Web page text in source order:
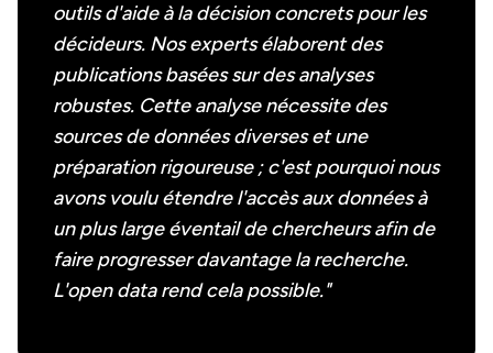
outils d'aide à la décision concrets pour les
décideurs. Nos experts élaborent des
publications basées sur des analyses
robustes. Cette analyse nécessite des
sources de données diverses et une
préparation rigoureuse ; c'est pourquoi nous
avons voulu étendre l'accès aux données à
un plus large éventail de chercheurs afin de
faire progresser davantage la recherche.
L'open data rend cela possible."